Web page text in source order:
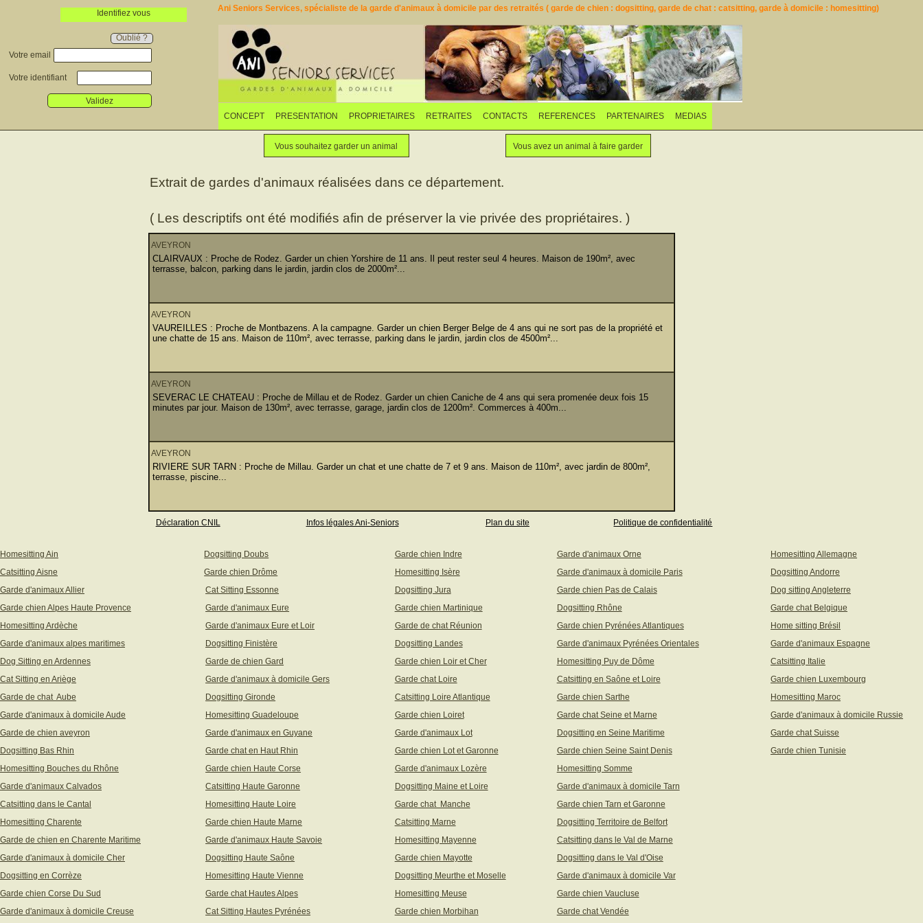
Identifiez vous
Oublié ?
Votre email
Votre identifiant
Validez
Ani Seniors Services, spécialiste de la garde d'animaux à domicile par des retraités ( garde de chien : dogsitting, garde de chat : catsitting, garde à domicile : homesitting)
CONCEPT PRESENTATION PROPRIETAIRES
Faites garder votre animal
RETRAITES
Vous souhaitez garder un animal
CONTACTS REFERENCES PARTENAIRES MEDIAS
Vous souhaitez garder un animal Vous avez un animal à faire garder
Extrait de gardes d'animaux réalisées dans ce département.
( Les descriptifs ont été modifiés afin de préserver la vie privée des propriétaires. )
AVEYRON
CLAIRVAUX : Proche de Rodez. Garder un chien Yorshire de 11 ans. Il peut rester seul 4 heures. Maison de 190m², avec
terrasse, balcon, parking dans le jardin, jardin clos de 2000m²...
AVEYRON
VAUREILLES : Proche de Montbazens. A la campagne. Garder un chien Berger Belge de 4 ans qui ne sort pas de la propriété et
une chatte de 15 ans. Maison de 110m², avec terrasse, parking dans le jardin, jardin clos de 4500m²...
AVEYRON
SEVERAC LE CHATEAU : Proche de Millau et de Rodez. Garder un chien Caniche de 4 ans qui sera promenée deux fois 15
minutes par jour. Maison de 130m², avec terrasse, garage, jardin clos de 1200m². Commerces à 400m...
AVEYRON
RIVIERE SUR TARN : Proche de Millau. Garder un chat et une chatte de 7 et 9 ans. Maison de 110m², avec jardin de 800m²,
terrasse, piscine...
Déclaration CNIL Infos légales Ani-Seniors Plan du site Politique de confidentialité
Homesitting Ain Dogsitting Doubs Garde chien Indre Garde d'animaux Orne
Homesitting Allemagne
Catsitting Aisne
Garde chien Drôme Homesitting Isère Garde d'animaux à domicile Paris
Dogsitting Andorre
Garde d'animaux Allier
Cat Sitting Essonne Dogsitting Jura Garde chien Pas de Calais
Dog sitting Angleterre
Garde chien Alpes Haute Provence
Garde d'animaux Eure Garde chien Martinique Dogsitting Rhône
Garde chat Belgique
Homesitting Ardèche
Garde d'animaux Eure et Loir Garde de chat Réunion Garde chien Pyrénées Atlantiques
Home sitting Brésil
Garde d'animaux alpes maritimes
Dogsitting Finistère Dogsitting Landes Garde d'animaux Pyrénées Orientales
Garde d'animaux Espagne
Dog Sitting en Ardennes
Garde de chien Gard Garde chien Loir et Cher Homesitting Puy de Dôme
Catsitting Italie
Cat Sitting en Ariège
Garde d'animaux à domicile Gers Garde chat Loire Catsitting en Saône et Loire
Garde chien Luxembourg
Garde de chat Aube
Dogsitting Gironde Catsitting Loire Atlantique Garde chien Sarthe
Homesitting Maroc
Garde d'animaux à domicile Aude
Homesitting Guadeloupe Garde chien Loiret Garde chat Seine et Marne
Garde d'animaux à domicile Russie
Garde de chien aveyron
Garde d'animaux en Guyane Garde d'animaux Lot Dogsitting en Seine Maritime
Garde chat Suisse
Dogsitting Bas Rhin
Garde chat en Haut Rhin Garde chien Lot et Garonne Garde chien Seine Saint Denis
Garde chien Tunisie
Homesitting Bouches du Rhône
Garde chien Haute Corse Garde d'animaux Lozère
Homesitting Somme
Garde d'animaux Calvados
Catsitting Haute Garonne Dogsitting Maine et Loire
Garde d'animaux à domicile Tarn
Catsitting dans le Cantal
Homesitting Haute Loire Garde chat Manche
Garde chien Tarn et Garonne
Homesitting Charente
Garde chien Haute Marne Catsitting Marne
Dogsitting Territoire de Belfort
Garde de chien en Charente Maritime
Garde d'animaux Haute Savoie Homesitting Mayenne
Catsitting dans le Val de Marne
Garde d'animaux à domicile Cher
Dogsitting Haute Saône Garde chien Mayotte
Dogsitting dans le Val d'Oise
Dogsitting en Corrèze
Homesitting Haute Vienne Dogsitting Meurthe et Moselle
Garde d'animaux à domicile Var
Garde chien Corse Du Sud
Garde chat Hautes Alpes Homesitting Meuse
Garde chien Vaucluse
Garde d'animaux à domicile Creuse
Cat Sitting Hautes Pyrénées Garde chien Morbihan Garde chat Vendée